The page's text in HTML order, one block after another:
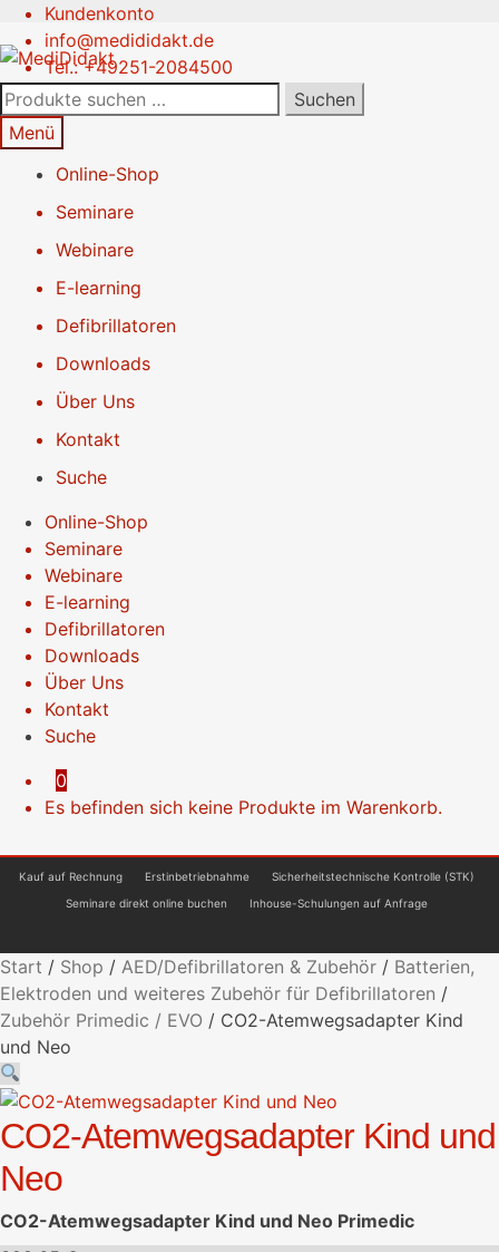
Kundenkonto
info@medididakt.de
Tel.: +49251-2084500
Zur
Navigation
springen
Springe
zum
Inhalt
Suchen
nach:
Suchen
Menü
Online-Shop
Seminare
Webinare
E-learning
Defibrillatoren
Downloads
Über Uns
Kontakt
Suche
Online-Shop
Seminare
Webinare
E-learning
Defibrillatoren
Downloads
Über Uns
Kontakt
Suche
0
Es befinden sich keine Produkte im Warenkorb.
Kauf auf Rechnung Erstinbetriebnahme
Sicherheitstechnische Kontrolle (STK)
Seminare direkt online buchen
Inhouse-Schulungen auf Anfrage
Start / Shop / AED/Defibrillatoren & Zubehör / Batterien,
Elektroden und weiteres Zubehör für Defibrillatoren /
Zubehör Primedic / EVO / CO2-Atemwegsadapter Kind
und Neo
CO2-Atemwegsadapter Kind und
Neo
CO2-Atemwegsadapter Kind und Neo Primedic